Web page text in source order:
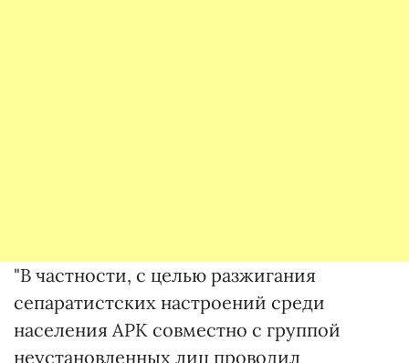
"В частности, с целью разжигания
сепаратистских настроений среди
населения АРК совместно с группой
неустановленных лиц проводил